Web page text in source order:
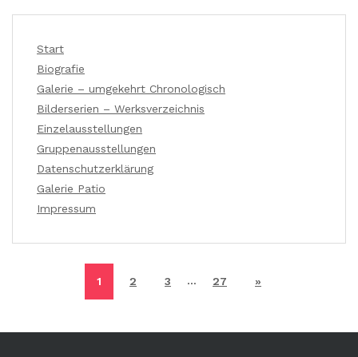
Start
Biografie
Galerie – umgekehrt Chronologisch
Bilderserien – Werksverzeichnis
Einzelausstellungen
Gruppenausstellungen
Datenschutzerklärung
Galerie Patio
Impressum
1 2 3 … 27 »